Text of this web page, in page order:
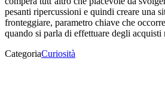
pesanti ripercussioni e quindi creare una
fronteggiare, parametro chiave che
quando si parla di effettuare degli
CategoriaCuriosità